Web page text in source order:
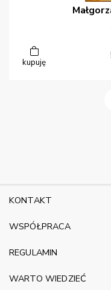
kupuję
KONTAKT
WSPÓŁPRACA
REGULAMIN
WARTO WIEDZIEĆ